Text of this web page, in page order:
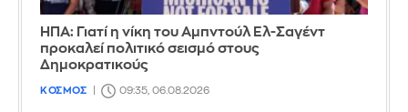
ΗΠΑ: Γιατί η νίκη του Αμπντούλ Ελ-Σαγέντ
προκαλεί πολιτικό σεισμό στους
Δημοκρατικούς
ΚΟΣΜΟΣ 09:35, 06.08.2026